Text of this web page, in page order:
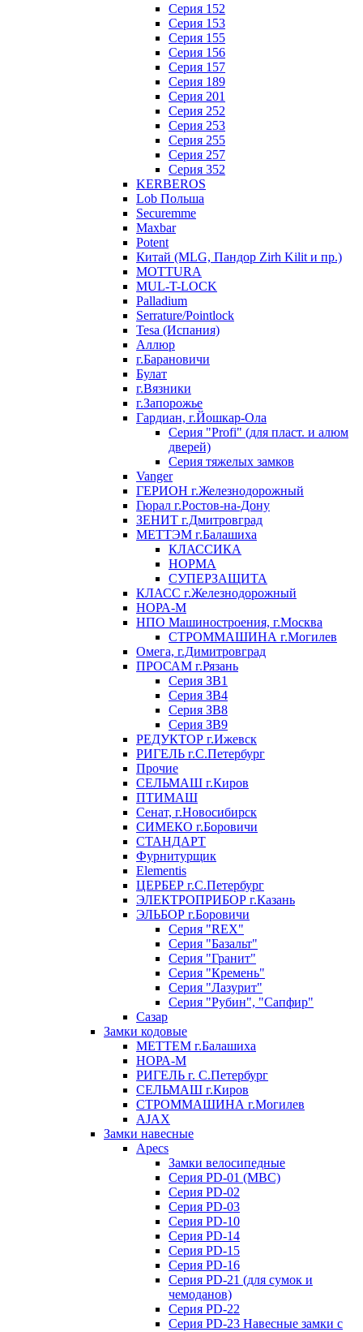
Серия 152
Серия 153
Серия 155
Серия 156
Серия 157
Серия 189
Серия 201
Серия 252
Серия 253
Серия 255
Серия 257
Серия 352
KERBEROS
Lob Польша
Securemme
Maxbar
Potent
Китай (MLG, Пандор Zirh Kilit и пр.)
MOTTURA
MUL-T-LOCK
Palladium
Serrature/Pointlock
Tesa (Испания)
Аллюр
г.Барановичи
Булат
г.Вязники
г.Запорожье
Гардиан, г.Йошкар-Ола
Серия "Profi" (для пласт. и алюм
дверей)
Серия тяжелых замков
Vanger
ГЕРИОН г.Железнодорожный
Гюрал г.Ростов-на-Дону
ЗЕНИТ г.Дмитровград
МЕТТЭМ г.Балашиха
КЛАССИКА
НОРМА
СУПЕРЗАЩИТА
КЛАСС г.Железнодорожный
НОРА-М
НПО Машиностроения, г.Москва
СТРОММАШИНА г.Могилев
Омега, г.Димитровград
ПРОСАМ г.Рязань
Серия ЗВ1
Серия ЗВ4
Серия ЗВ8
Серия ЗВ9
РЕДУКТОР г.Ижевск
РИГЕЛЬ г.С.Петербург
Прочие
СЕЛЬМАШ г.Киров
ПТИМАШ
Сенат, г.Новосибирск
СИМЕКО г.Боровичи
СТАНДАРТ
Фурнитурщик
Elementis
ЦЕРБЕР г.С.Петербург
ЭЛЕКТРОПРИБОР г.Казань
ЭЛЬБОР г.Боровичи
Серия "REX"
Серия "Базальт"
Серия "Гранит"
Серия "Кремень"
Серия "Лазурит"
Серия "Рубин", "Сапфир"
Сазар
Замки кодовые
МЕТТЕМ г.Балашиха
НОРА-М
РИГЕЛЬ г. С.Петербург
СЕЛЬМАШ г.Киров
СТРОММАШИНА г.Могилев
AJAX
Замки навесные
Apecs
Замки велосипедные
Серия PD-01 (МВС)
Серия PD-02
Серия PD-03
Серия PD-10
Серия PD-14
Серия PD-15
Серия PD-16
Серия PD-21 (для сумок и
чемоданов)
Серия PD-22
Серия PD-23 Навесные замки с